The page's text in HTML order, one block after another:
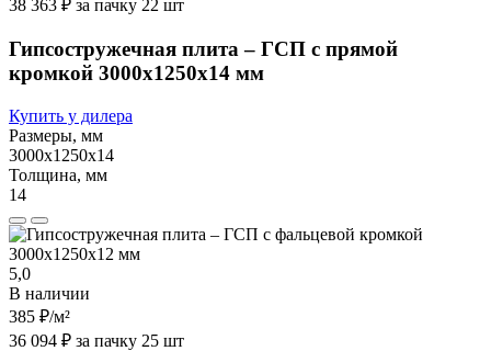
38 363 ₽ за пачку 22 шт
Гипсостружечная плита – ГСП с прямой
кромкой 3000х1250х14 мм
Купить у дилера
Размеры, мм
3000х1250х14
Толщина, мм
14
5,0
В наличии
385 ₽/м²
36 094 ₽ за пачку 25 шт